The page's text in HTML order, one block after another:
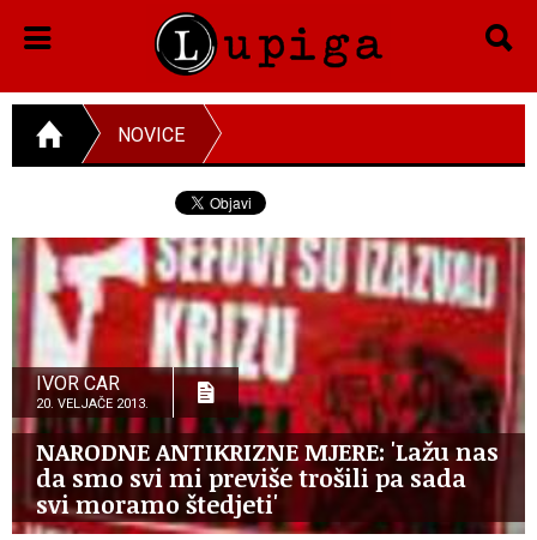
NOVICE
IVOR CAR
20. VELJAČE 2013.
NARODNE ANTIKRIZNE MJERE: 'Lažu nas
da smo svi mi previše trošili pa sada
svi moramo štedjeti'